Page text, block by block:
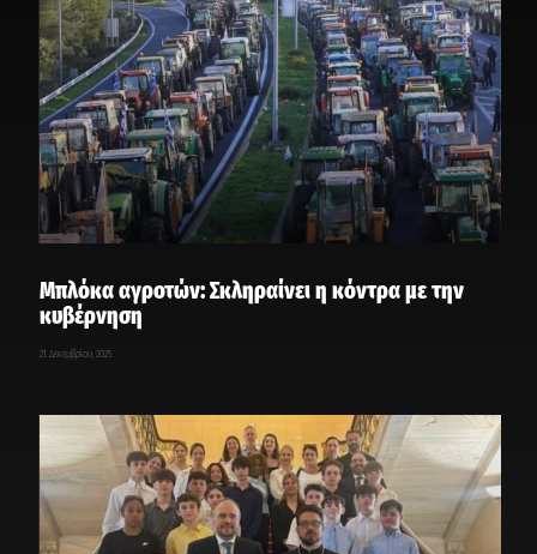
Μπλόκα αγροτών: Σκληραίνει η κόντρα με την
κυβέρνηση
21 Δεκεμβρίου, 2025